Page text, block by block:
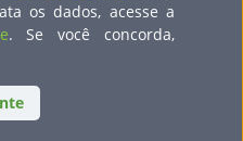
os dados, acesse a
. Se você concorda,